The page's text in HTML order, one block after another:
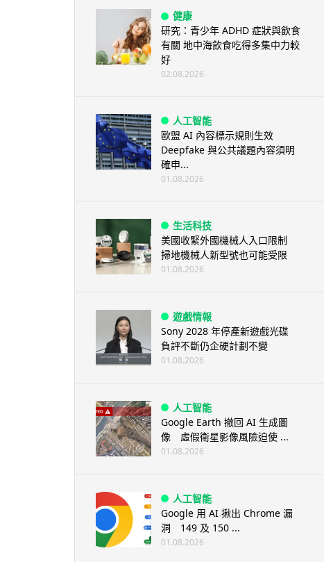
健康
研究：青少年 ADHD 症狀與飲食
有關 地中海飲食吃得多集中力較
好
02.08.2026
人工智能
歐盟 AI 內容標示規則生效
Deepfake 與公共議題內容須明
確申...
01.08.2026
生活科技
美國收緊外國機械人入口限制
掃地機械人新型號也可能受限
01.08.2026
遊戲情報
Sony 2028 年停產新遊戲光碟
負評不斷仍企硬計劃不變
01.08.2026
人工智能
Google Earth 撤回 AI 生成圖
像 虛假衛星影像風險迫使 ...
01.08.2026
人工智能
Google 用 AI 揪出 Chrome 漏
洞 149 及 150 ...
01.08.2026